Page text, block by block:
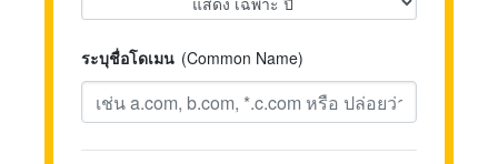
ระบุชื่อโดเมน (Common Name)